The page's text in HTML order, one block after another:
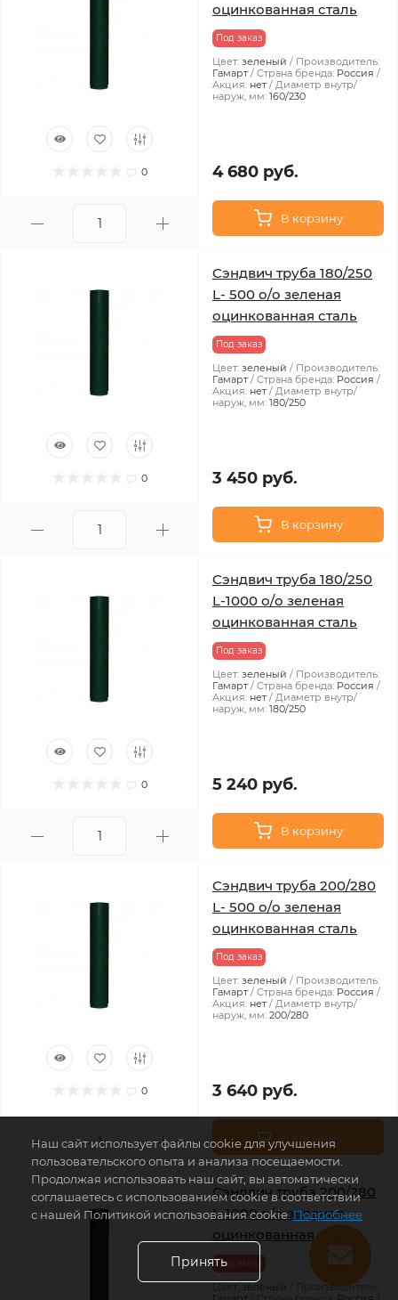
0
оцинкованная сталь
Под заказ
Цвет: зеленый
Производитель:
Гамарт
Страна бренда: Россия
Акция: нет
Диаметр внутр/
наруж, мм: 160/230
4 680 руб.
В корзину
0
Сэндвич труба 180/250
L- 500 о/о зеленая
оцинкованная сталь
Под заказ
Цвет: зеленый
Производитель:
Гамарт
Страна бренда: Россия
Акция: нет
Диаметр внутр/
наруж, мм: 180/250
3 450 руб.
В корзину
0
Сэндвич труба 180/250
L-1000 о/о зеленая
оцинкованная сталь
Под заказ
Цвет: зеленый
Производитель:
Гамарт
Страна бренда: Россия
Акция: нет
Диаметр внутр/
наруж, мм: 180/250
5 240 руб.
В корзину
0
Сэндвич труба 200/280
L- 500 о/о зеленая
оцинкованная сталь
Под заказ
Цвет: зеленый
Производитель:
Гамарт
Страна бренда: Россия
Акция: нет
Диаметр внутр/
наруж, мм: 200/280
3 640 руб.
В корзину
Сэндвич труба 200/280
L-1000 о/о зеленая
оцинкованная сталь
Под заказ
зеленый
Производитель:
Наш сайт использует файлы cookie для улучшения
пользовательского опыта и анализа посещаемости.
Продолжая использовать наш сайт, вы автоматически
соглашаетесь с использованием cookie в соответствии
с нашей Политикой использования cookie.Подробнее
Принять